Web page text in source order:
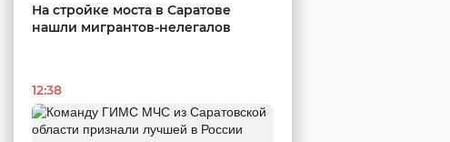
На стройке моста в Саратове
нашли мигрантов-нелегалов
12:38